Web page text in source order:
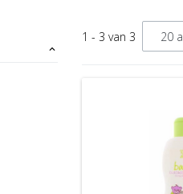
expand_less
1 - 3 van 3